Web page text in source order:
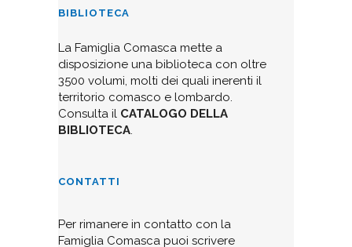
BIBLIOTECA
La Famiglia Comasca mette a
disposizione una biblioteca con oltre
3500 volumi, molti dei quali inerenti il
territorio comasco e lombardo.
Consulta il CATALOGO DELLA
BIBLIOTECA.
CONTATTI
Per rimanere in contatto con la
Famiglia Comasca puoi scrivere